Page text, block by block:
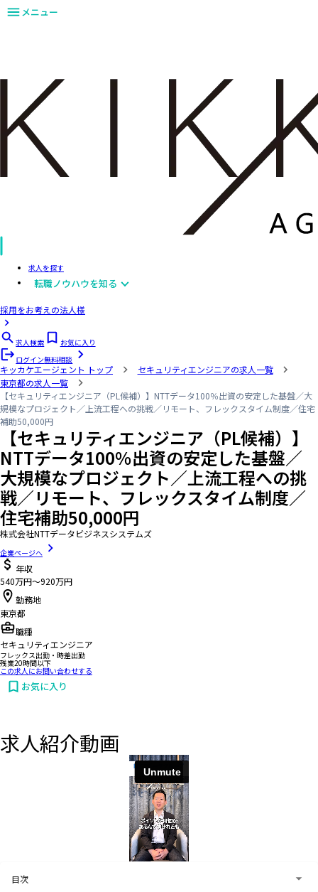
メニュー
求人を探す
転職ノウハウを知る
採用をお考えの法人様
求人検索
お気に入り
ログイン無料相談
キッカケエージェント トップ
セキュリティエンジニアの求人一覧
東京都の求人一覧
【セキュリティエンジニア（PL候補）】NTTデータ100％出資の安定した基盤／大
規模なプロジェクト／上流工程への挑戦／リモート、フレックスタイム制度／住宅
補助50,000円
【セキュリティエンジニア（PL候補）】
NTTデータ100％出資の安定した基盤／
大規模なプロジェクト／上流工程への挑
戦／リモート、フレックスタイム制度／
住宅補助50,000円
株式会社NTTデータビジネスシステムズ
企業ページへ
年収
540万円〜920万円
勤務地
東京都
職種
セキュリティエンジニア
フレックス出勤・時差出勤
残業20時間以下
この求人にお問い合わせする
お気に入り
お問い合わせする
求人紹介動画
目次